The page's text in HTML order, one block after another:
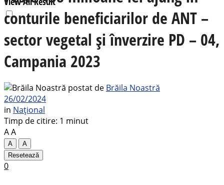
conturile beneficiarilor de ANT –
sector vegetal și înverzire PD – 04,
Campania 2023
postat de Brăila Noastră
26/02/2024
in Național
Timp de citire: 1 minut
AA
A
A
Resetează
0